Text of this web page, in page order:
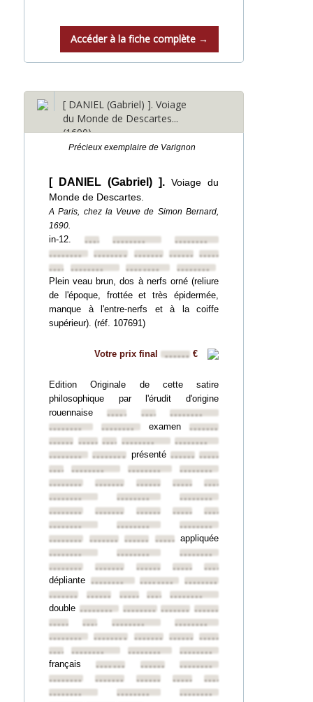
Accéder à la fiche complète →
[ DANIEL (Gabriel) ]. Voiage
du Monde de Descartes...
(1690)
Précieux exemplaire de Varignon
[ DANIEL (Gabriel) ]. Voiage du
Monde de Descartes.
A Paris, chez la Veuve de Simon Bernard,
1690.
in-12. ••••••••••••••••
••••••••
••••••••
•••••••• •••••••• ••••••••••••••••
•••••••••••••••• ••••••••
••••••••
Plein veau brun, dos à nerfs orné (reliure
de l'époque, frottée et très épidermée,
manque à l'entre-nerfs et à la coiffe
supérieur). (réf. 107691)
Votre prix final •••••• €
Edition Originale de cette satire
philosophique par l'érudit d'origine
rouennaise•••••••• ••••••••••••••••
••••••••
•••••••• examen ••••••••
••••••••••••••••••••••••••••••••
••••••••
••••••••
•••••••• présenté ••••••••••••••••
•••••••••••••••• ••••••••
••••••••
••••••••
•••••••• •••••••• ••••••••••••••••
••••••••
••••••••
••••••••
••••••••
•••••••• •••••••• ••••••••••••••••
••••••••
••••••••
••••••••
••••••••
•••••••• ••••••••••••••••appliquée
••••••••
••••••••
••••••••
••••••••
•••••••• •••••••• ••••••••••••••••
dépliante •••••••• ••••••••
••••••••
••••••••
••••••••••••••••••••••••••••••••
double •••••••• •••••••• ••••••••••••••••
••••••••••••••••••••••••
••••••••
••••••••
•••••••• •••••••• ••••••••••••••••
•••••••••••••••• ••••••••
••••••••
français•••••••• ••••••••
••••••••
••••••••
•••••••• •••••••• ••••••••••••••••
••••••••
••••••••
••••••••